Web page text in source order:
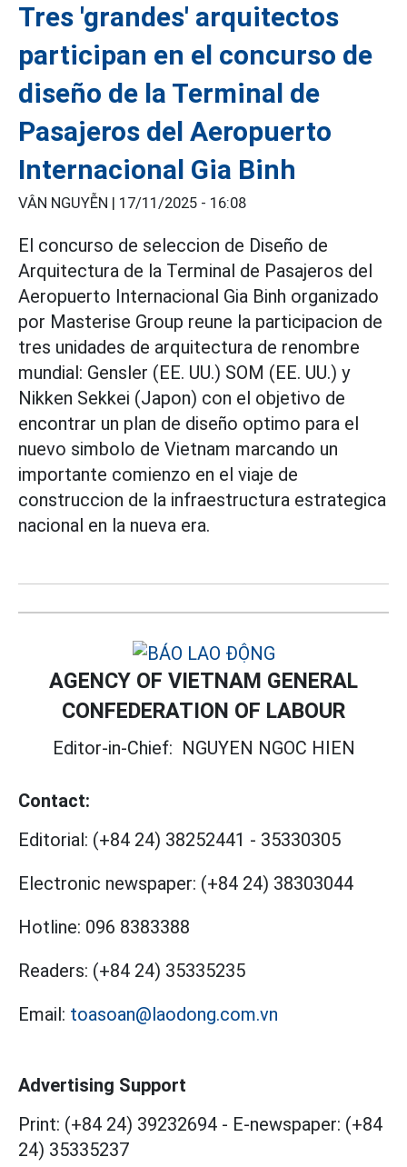
Tres 'grandes' arquitectos
participan en el concurso de
diseño de la Terminal de
Pasajeros del Aeropuerto
Internacional Gia Binh
VÂN NGUYỄN | 17/11/2025 - 16:08
El concurso de seleccion de Diseño de
Arquitectura de la Terminal de Pasajeros del
Aeropuerto Internacional Gia Binh organizado
por Masterise Group reune la participacion de
tres unidades de arquitectura de renombre
mundial: Gensler (EE. UU.) SOM (EE. UU.) y
Nikken Sekkei (Japon) con el objetivo de
encontrar un plan de diseño optimo para el
nuevo simbolo de Vietnam marcando un
importante comienzo en el viaje de
construccion de la infraestructura estrategica
nacional en la nueva era.
AGENCY OF VIETNAM GENERAL
CONFEDERATION OF LABOUR
Editor-in-Chief: NGUYEN NGOC HIEN
Contact:
Editorial: (+84 24) 38252441 - 35330305
Electronic newspaper: (+84 24) 38303044
Hotline: 096 8383388
Readers: (+84 24) 35335235
Email: toasoan@laodong.com.vn
Advertising Support
Print: (+84 24) 39232694 - E-newspaper: (+84
24) 35335237